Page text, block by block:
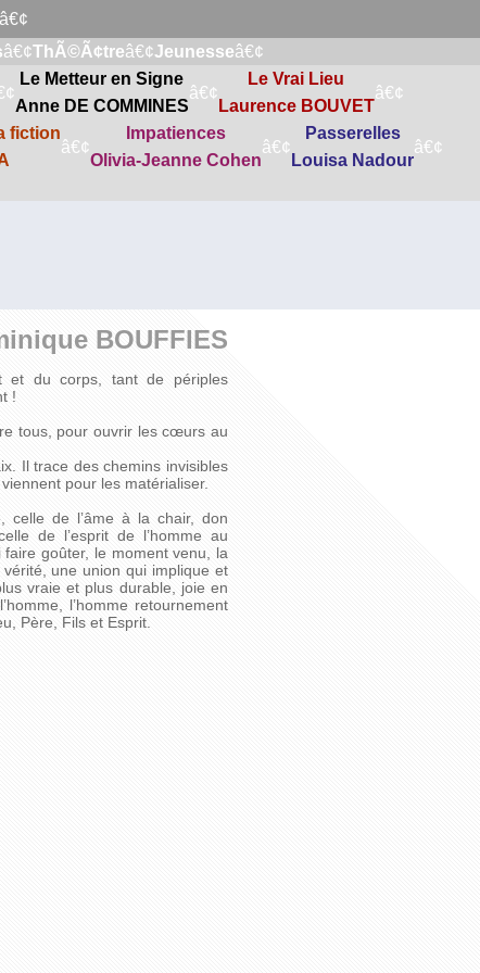
â€¢ThÃ©Ã¢treâ€¢Jeunesseâ€¢
Le Metteur en Signe
Anne DE COMMINES
â€¢
Le Vrai Lieu
Laurence BOUVET
â€¢
fiction
â€¢
Impatiences
Olivia-Jeanne Cohen
â€¢
Passerelles
Louisa Nadour
â€¢
BOUFFIES
et du corps, tant de périples
!
tous, pour ouvrir les cœurs au
Il trace des chemins invisibles
pour les matérialiser.
celle de l’âme à la chair, don
de l’esprit de l’homme au
goûter, le moment venu, la
une union qui implique et
vraie et plus durable, joie en
l’homme retournement
Père, Fils et Esprit.